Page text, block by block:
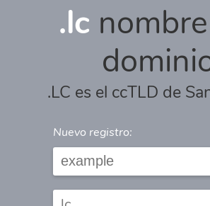
.lc
.LC es el ccTLD de
Nuevo registro: